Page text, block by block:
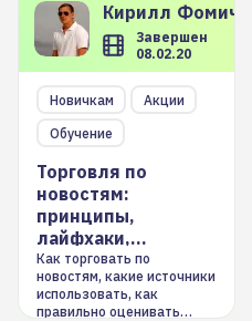
Кирилл
Завершен
08.02.20
Новичкам
Акции
Обучение
Торговля по
новостям:
принципы,
лайфхаки,
инструменты
Как торговать по
новостям, какие источники
использовать, как
правильно оценивать